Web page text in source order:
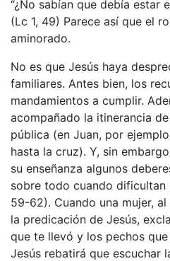
“¿No sabían que debía estar
(Lc 1, 49) Parece así que el
aminorado.
No es que Jesús haya
familiares. Antes bien, los
mandamientos a cumplir.
acompañado la itinerancia
pública (en Juan, por
hasta la cruz). Y, sin
su enseñanza algunos
sobre todo cuando dificultan
59-62). Cuando una mujer,
la predicación de Jesús,
que te llevó y los pechos que
Jesús rebatirá que escuchar